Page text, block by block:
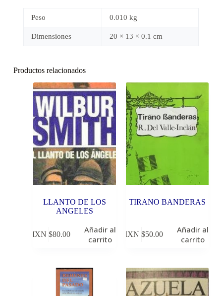
Peso 0.010 kg
Dimensiones 20 × 13 × 0.1 cm
Productos relacionados
LLANTO DE LOS
ANGELES
MXN $80.00
Añadir al
carrito
TIRANO BANDERAS
MXN $50.00
Añadir al
carrito